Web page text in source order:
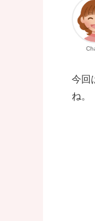
今回
ね。